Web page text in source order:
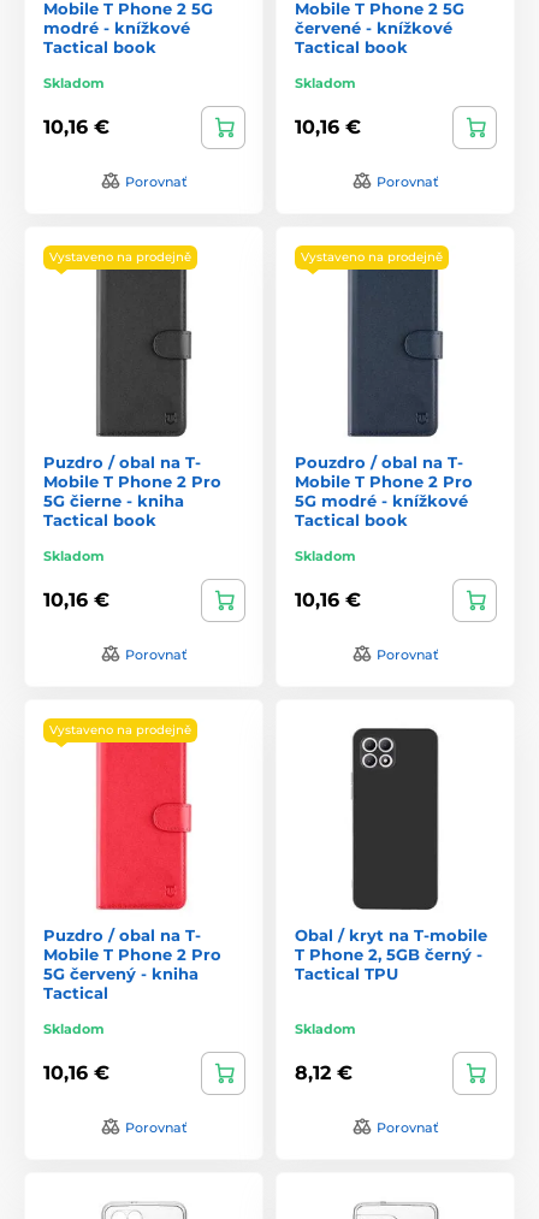
Mobile T Phone 2 5G
modré - knížkové
Tactical book
Skladom
10,16 €
Porovnať
Mobile T Phone 2 5G
červené - knížkové
Tactical book
Skladom
10,16 €
Porovnať
Vystaveno na prodejně
Puzdro / obal na T-
Mobile T Phone 2 Pro
5G čierne - kniha
Tactical book
Skladom
10,16 €
Porovnať
Vystaveno na prodejně
Pouzdro / obal na T-
Mobile T Phone 2 Pro
5G modré - knížkové
Tactical book
Skladom
10,16 €
Porovnať
Vystaveno na prodejně
Puzdro / obal na T-
Mobile T Phone 2 Pro
5G červený - kniha
Tactical
Skladom
10,16 €
Porovnať
Obal / kryt na T-mobile
T Phone 2, 5GB černý -
Tactical TPU
Skladom
8,12 €
Porovnať